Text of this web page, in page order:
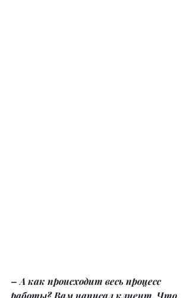
– А как происходит весь процесс